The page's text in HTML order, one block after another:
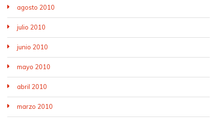
agosto 2010
julio 2010
junio 2010
mayo 2010
abril 2010
marzo 2010